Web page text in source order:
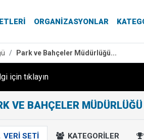
ORGANIZASYONLAR
Park ve Bahçeler Müdürlüğü...
için tıklayın
VE BAHÇELER
VERI SETI KATEGORILER